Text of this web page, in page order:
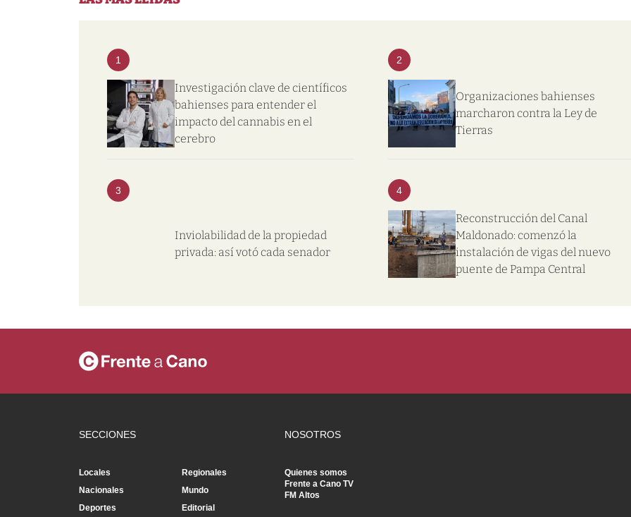
1
Investigación clave de científicos
bahienses para entender el
impacto del cannabis en el
cerebro
2
Organizaciones bahienses
marcharon contra la Ley de
Tierras
3
Inviolabilidad de la propiedad
privada: así votó cada senador
4
Reconstrucción del Canal
Maldonado: comenzó la
instalación de vigas del nuevo
puente de Pampa Central
SECCIONES
Locales
Regionales
Nacionales
Mundo
Deportes
Editorial
NOSOTROS
Quienes somos
Frente a Cano TV
FM Altos